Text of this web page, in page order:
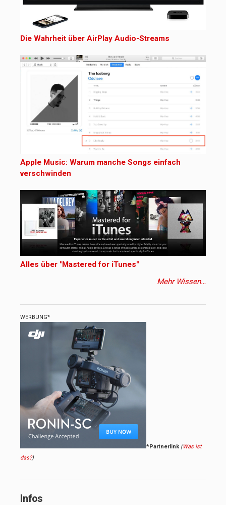
Die Wahrheit über AirPlay Audio-Streams
Apple Music: Warum manche Songs einfach
verschwinden
Alles über "Mastered for iTunes"
Mehr Wissen…
WERBUNG*
*Partnerlink (Was ist
das?)
Infos